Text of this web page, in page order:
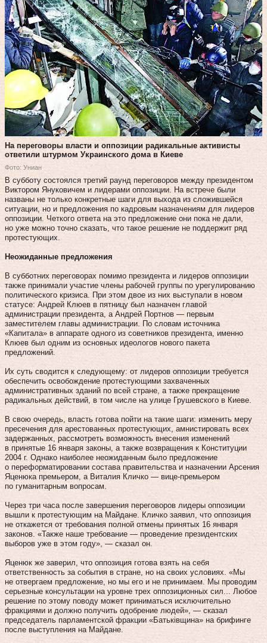
На переговоры власти и оппозиции радикальные активисты
ответили штурмом Украинского дома в Киеве
Фото: Униан
В субботу состоялся третий раунд переговоров между президентом
Виктором Януковичем и лидерами оппозиции. На встрече были
названы не только конкретные шаги для выхода из сложившейся
ситуации, но и предложения по кадровым назначениям для лидеров
оппозиции. Четкого ответа на это предложение они пока не дали,
но уже можно точно сказать, что такое решение не поддержит ряд
протестующих.
Неожиданные предложения
В субботних переговорах помимо президента и лидеров оппозиции
также принимали участие члены рабочей группы по урегулированию
политического кризиса. При этом двое из них выступали в новом
статусе: Андрей Клюев в пятницу был назначен главой
администрации президента, а Андрей Портнов — первым
заместителем главы администрации. По словам источника
«Капитала» в аппарате одного из советников президента, именно
Клюев был одним из основных идеологов нового пакета
предложений.
Их суть сводится к следующему: от лидеров оппозиции требуется
обеспечить освобождение протестующими захваченных
административных зданий по всей стране, а также прекращение
радикальных действий, в том числе на улице Грушевского в Киеве.
В свою очередь, власть готова пойти на такие шаги: изменить меру
пресечения для арестованных протестующих, амнистировать всех
задержанных, рассмотреть возможность внесения изменений
в принятые 16 января законы, а также возвращения к Конституции
2004 г. Однако наиболее неожиданным было предложение
о переформатировании состава правительства и назначении Арсения
Яценюка премьером, а Виталия Кличко — вице-премьером
по гуманитарным вопросам.
Через три часа после завершения переговоров лидеры оппозиции
вышли к протестующим на Майдане. Кличко заявил, что оппозиция
не откажется от требования полной отмены принятых 16 января
законов. «Также наше требование — проведение президентских
выборов уже в этом году», — сказал он.
Яценюк же заверил, что оппозиция готова взять на себя
ответственность за события в стране, но на своих условиях. «Мы
не отвергаем предложение, но мы его и не принимаем. Мы проводим
серьезные консультации на уровне трех оппозиционных сил... Любое
решение по этому поводу может приниматься исключительно
фракциями и должно получить одобрение людей», — сказал
председатель парламентской фракции «Батьківщина» на брифинге
после выступления на Майдане.